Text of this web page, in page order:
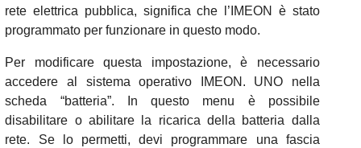
rete elettrica pubblica, significa che l’IMEON è stato
programmato per funzionare in questo modo.
Per modificare questa impostazione, è necessario
accedere al sistema operativo IMEON. UNO nella
scheda “batteria”. In questo menu è possibile
disabilitare o abilitare la ricarica della batteria dalla
rete. Se lo permetti, devi programmare una fascia